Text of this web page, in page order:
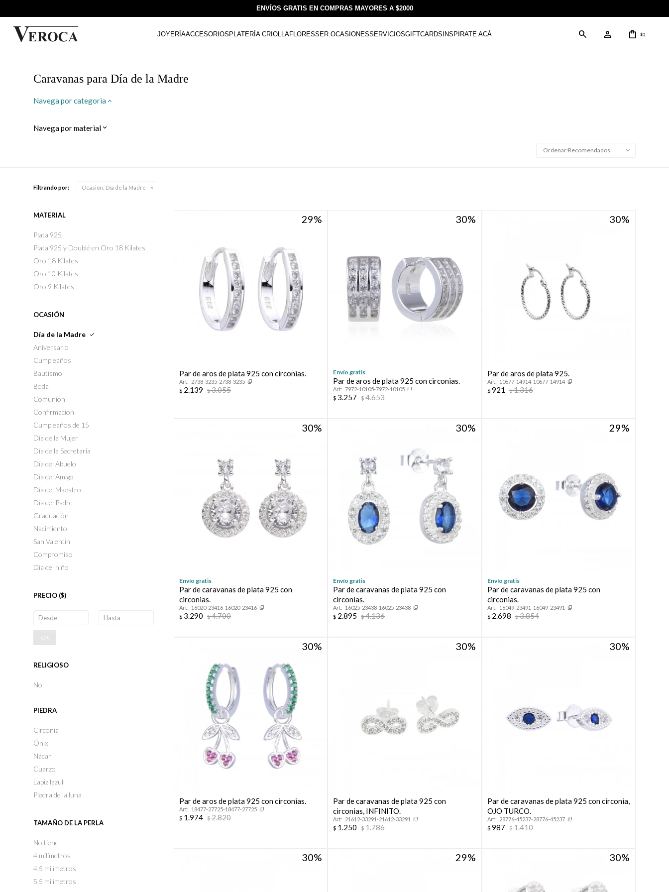
ENVÍOS GRATIS EN COMPRAS MAYORES A $2000
JOYERÍAACCESORIOS PLATERÍA CRIOLLAFLORESSER.OCASIONESSERVICIOSGIFTCARDS INSPIRATE ACÁ $0
Caravanas para Día de la Madre
Navega por categoria
Navega por material
Recomendados
Filtrando por: Ocasión: Día de la Madre
29
Par de aros de plata 925 con circonias.
2738-3235-2738-3235
$ 2.139 $3.055
30
Envío gratis
Par de aros de plata 925 con circonias.
7972-10105-7972-10105
$ 3.257 $4.653
30
Par de aros de plata 925.
10677-14914-10677-14914
$ 921 $1.316
30
Envío gratis
Par de caravanas de plata 925 con
circonias.
16020-23416-16020-23416
$ 3.290 $4.700
30
Envío gratis
Par de caravanas de plata 925 con
circonias.
16025-23438-16025-23438
$ 2.895 $4.136
29
Envío gratis
Par de caravanas de plata 925 con
circonias.
16049-23491-16049-23491
$ 2.698 $3.854
30
Par de aros de plata 925 con circonias.
18477-27725-18477-27725
$ 1.974 $2.820
30
Par de caravanas de plata 925 con
circonias, INFINITO.
21612-33291-21612-33291
$ 1.250 $1.786
30
Par de caravanas de plata 925 con circonia,
OJO TURCO.
28776-45237-28776-45237
$ 987 $1.410
30 29 30
MATERIAL
Plata 925
Plata 925 y Doublé en Oro 18 Kilates
Oro 18 Kilates
Oro 10 Kilates
Oro 9 Kilates
OCASIÓN
Día de la Madre
Aniversario
Cumpleaños
Bautismo
Boda
Comunión
Confirmación
Cumpleaños de 15
Día de la Mujer
Día de la Secretaria
Día del Abuelo
Día del Amigo
Día del Maestro
Día del Padre
Graduación
Nacimiento
San Valentín
Compromiso
Día del niño
PRECIO ($)
OK
RELIGIOSO
No
PIEDRA
Circonia
Ónix
Nácar
Cuarzo
Lapiz lazuli
Piedra de la luna
TAMAÑO DE LA PERLA
No tiene
4 milímetros
4,5 milímetros
5,5 milímetros